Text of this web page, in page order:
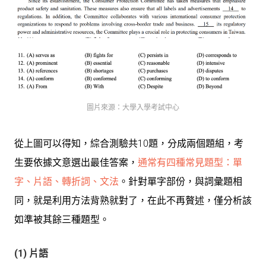
圖片來源：大學入學考試中心
從上圖可以得知，綜合測驗共10題，分成兩個題組，考
生要依據文意選出最佳答案， 通常有四種常見題型：單
字、片語、轉折詞、文法 。針對單字部份，與詞彙題相
同，就是利用方法背熟就對了，在此不再贅述，僅分析該
如準被其餘三種題型。
(1) 片語